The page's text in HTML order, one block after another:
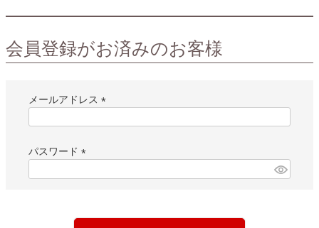
会員登録がお済みのお客様
メールアドレス
パスワード
)